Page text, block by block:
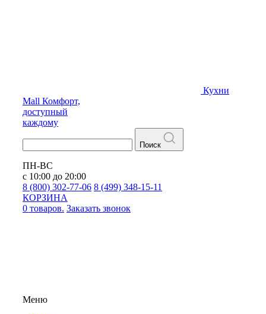
Кухни
Mall Комфорт,
доступный
каждому
Поиск
ПН-ВС
с 10:00 до 20:00
8 (800) 302-77-06 8 (499) 348-15-11
КОРЗИНА
0 товаров. Заказать звонок
Меню